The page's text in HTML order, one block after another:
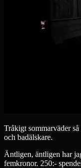
Tråkigt sommarväder
och badälskare.
Äntligen, äntligen har
femkronor. 250:-